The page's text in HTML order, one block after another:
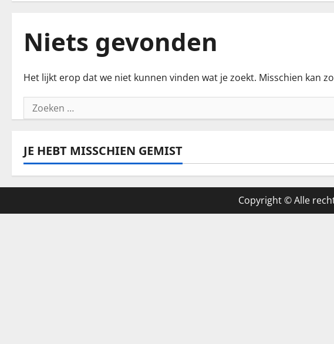
Niets gevonden
Het lijkt erop dat we niet kunnen vinden wat je zoekt. Misschien kan
Zoeken
naar:
JE HEBT MISSCHIEN GEMIST
Copyright © Alle